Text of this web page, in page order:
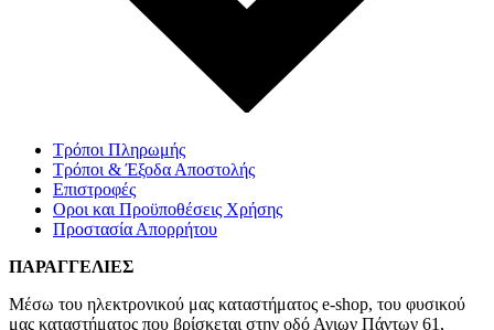
Τρόποι Πληρωμής
Τρόποι & Έξοδα Αποστολής
Επιστροφές
Οροι και Προϋποθέσεις Χρήσης
Προστασία Απορρήτου
ΠΑΡΑΓΓΕΛΙΕΣ
Μέσω του ηλεκτρονικού μας καταστήματος e-shop, του φυσικού
μας καταστήματος που βρίσκεται στην οδό Αγιων Πάντων 61,